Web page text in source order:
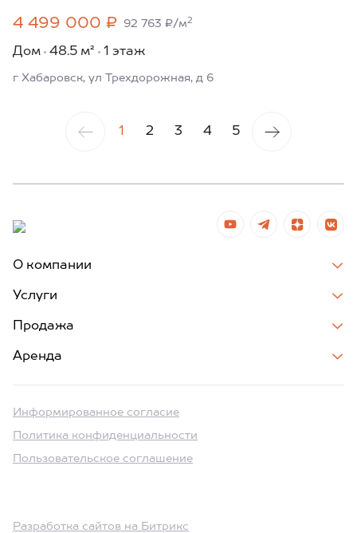
4 499 000 ₽ 92 763 ₽/м 2
Дом 48.5 м² 1 этаж
г Хабаровск, ул Трехдорожная, д 6
1 2 3 4 5
О компании
Услуги
Продажа
Аренда
Информированное согласие
Политика конфиденциальности
Пользовательское соглашение
Разработка сайтов на Битрикс